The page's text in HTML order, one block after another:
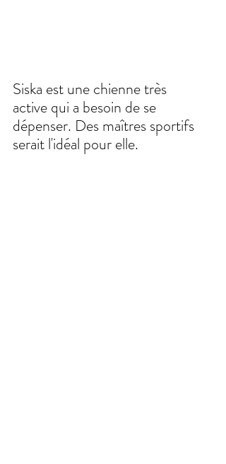
Siska est une chienne très
active qui a besoin de se
dépenser. Des maîtres sportifs
serait l'idéal pour elle.